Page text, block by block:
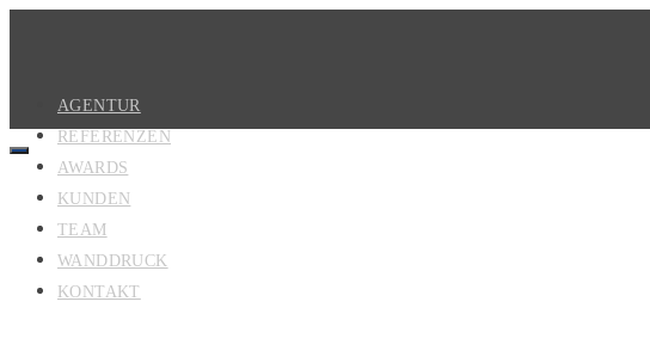
AGENTUR
REFERENZEN
AWARDS
KUNDEN
TEAM
WANDDRUCK
KONTAKT